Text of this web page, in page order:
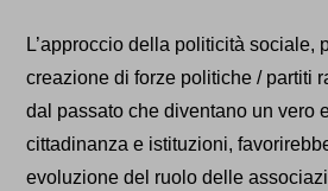
L’approccio della politicità sociale,
creazione di forze politiche / partiti
dal passato che diventano un vero
cittadinanza e istituzioni,
evoluzione del ruolo delle